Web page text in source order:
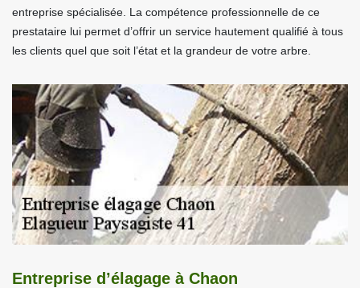
entreprise spécialisée. La compétence professionnelle de ce
prestataire lui permet d’offrir un service hautement qualifié à tous
les clients quel que soit l’état et la grandeur de votre arbre.
Entreprise d’élagage à Chaon